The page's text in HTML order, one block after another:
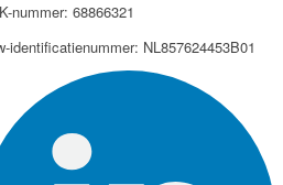
nummer: 68866321
identificatienummer: NL857624453B01